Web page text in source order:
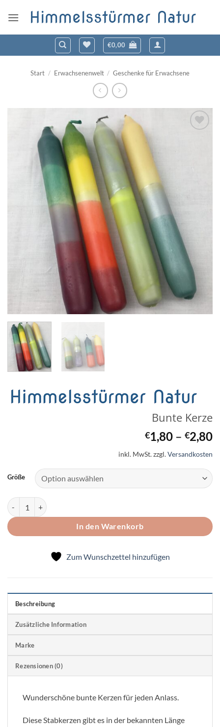
Inhalt
Himmelsstürmer Natur
€0,00
Start / Erwachsenenwelt / Geschenke für Erwachsene
Bunte Kerze
€1,80 – €2,80
inkl. MwSt.zzgl.Versandkosten
Größe
Bunte Kerze Menge
In den Warenkorb
Zum Wunschzettel hinzufügen
Beschreibung
Zusätzliche Information
Marke
Rezensionen (0)
Wunderschöne bunte Kerzen für jeden Anlass.
Diese Stabkerzen gibt es in der bekannten Länge